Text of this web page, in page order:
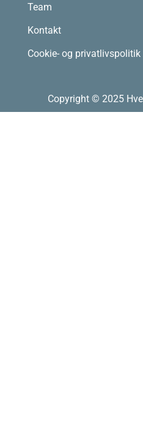
Team
Kontakt
Cookie- og privatlivspolitik
Copyright © 2025